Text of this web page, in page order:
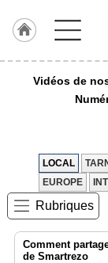
J'adhère
TvLocale
France
Accueil
RUBRIQUES
Vidéos de
LOCAL
EUROPE
Rubriques
Comment
de Smartrezo